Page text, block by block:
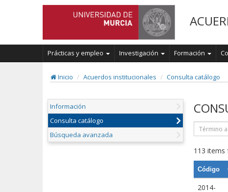
Prácticas y empleo Investigación Formación
Inicio Acuerdos institucionales Consulta catálogo
Información
Consulta catálogo
Búsqueda avanzada
113 items
Código
2014-